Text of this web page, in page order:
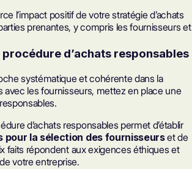
l’impact positif de votre stratégie d’achats
prenantes, y compris les fournisseurs et
d’achats responsables
systématique et cohérente dans la
avec les fournisseurs, mettez en place une
d’achats responsables permet d’établir
pour la sélection des fournisseurset de
faits répondent aux exigences éthiques et
votre entreprise.